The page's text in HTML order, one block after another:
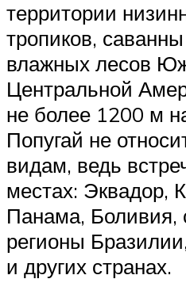
территории
тропиков,
влажных лесов
Центральной
не более 1200 м
Попугай не
видам, ведь
местах: Эквадор,
Панама, Боливия,
регионы
и других странах.